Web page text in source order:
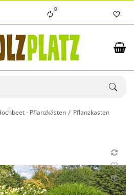
0
- Pflanzkästen Pflanzkasten